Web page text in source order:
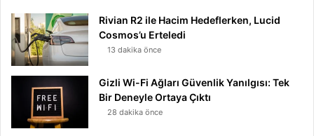
Rivian R2 ile Hacim Hedeflerken, Lucid
Cosmos’u Erteledi
13 dakika önce
Gizli Wi-Fi Ağları Güvenlik Yanılgısı: Tek
Bir Deneyle Ortaya Çıktı
28 dakika önce